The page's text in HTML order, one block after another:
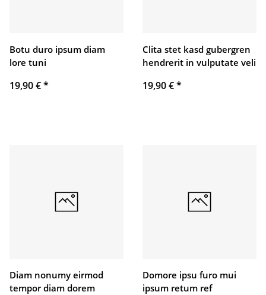
Botu duro ipsum diam
lore tuni
19,90 €*
Clita stet kasd gubergren
hendrerit in vulputate veli
19,90 €*
Diam nonumy eirmod
tempor diam dorem
Domore ipsu furo mui
ipsum retum ref